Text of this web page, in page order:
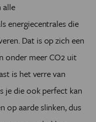
alle
energiecentrales die
Dat is op zich een
onder meer CO2 uit
is het verre van
je die ook perfect kan
op aarde slinken, dus